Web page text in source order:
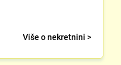
Više o nekretnini >